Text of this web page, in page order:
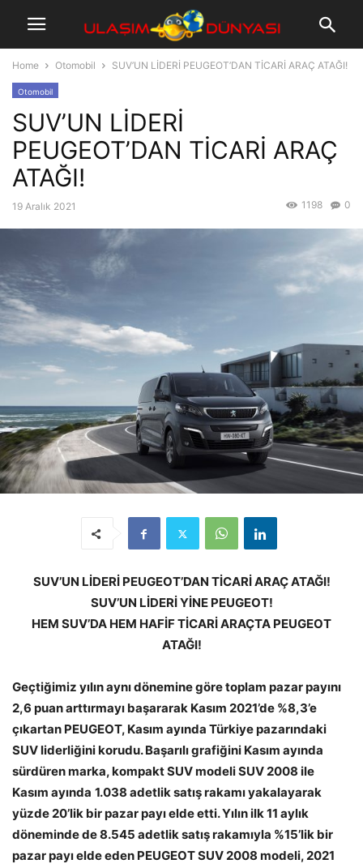
Home Otomobil SUV’UN LİDERİ PEUGEOT’DAN TİCARİ ARAÇ ATAĞI!
Otomobil
SUV’UN LİDERİ
PEUGEOT’DAN TİCARİ ARAÇ
ATAĞI!
19 Aralık 2021 0
1198
SUV’UN LİDERİ PEUGEOT’DAN TİCARİ ARAÇ ATAĞI!
SUV’UN LİDERİ YİNE PEUGEOT!
HEM SUV’DA HEM HAFİF TİCARİ ARAÇTA PEUGEOT
ATAĞI!
Geçtiğimiz yılın aynı dönemine göre toplam pazar payını
2,6 puan arttırmayı başararak Kasım 2021’de %8,3’e
çıkartan PEUGEOT, Kasım ayında Türkiye pazarındaki
SUV liderliğini korudu. Başarılı grafiğini Kasım ayında
sürdüren marka, kompakt SUV modeli SUV 2008 ile
Kasım ayında 1.038 adetlik satış rakamı yakalayarak
yüzde 20’lik bir pazar payı elde etti. Yılın ilk 11 aylık
döneminde de 8.545 adetlik satış rakamıyla %15’lik bir
pazar payı elde eden PEUGEOT SUV 2008 modeli, 2021